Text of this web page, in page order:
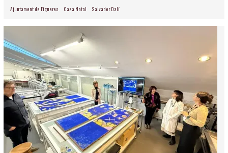
Ajuntament de Figueres Casa Natal Salvador Dalí